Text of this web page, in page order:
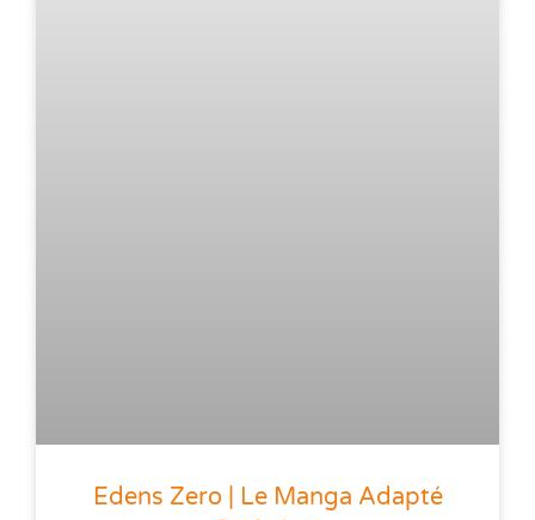
Edens Zero | Le Manga Adapté